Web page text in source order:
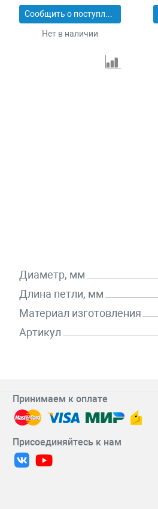
Сообщить о поступлении
Нет в наличии
Диаметр, мм
Длина петли, мм
Материал изготовления
Артикул
Принимаем к оплате
Присоединяйтесь к нам